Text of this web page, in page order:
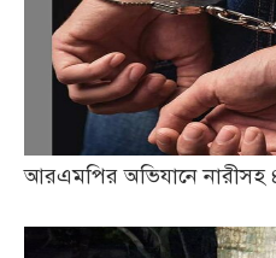
আরএমপির অভিযানে নারীসহ ৪